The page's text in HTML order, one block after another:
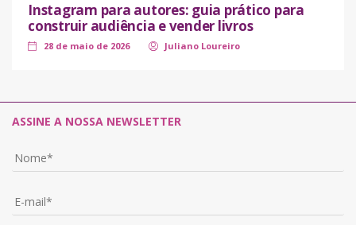
Instagram para autores: guia prático para
construir audiência e vender livros
28 de maio de 2026 Juliano Loureiro
ASSINE A NOSSA NEWSLETTER